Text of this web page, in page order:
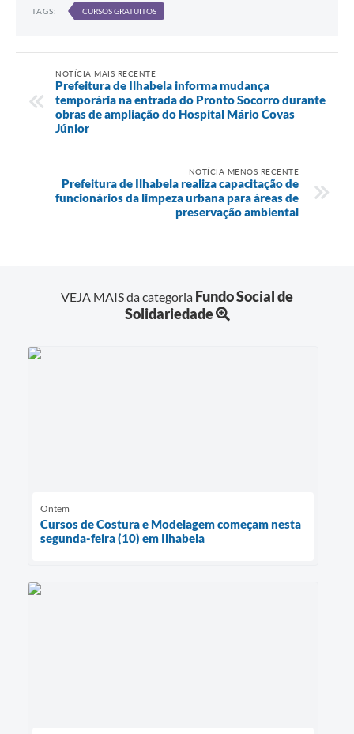
TAGS: CURSOS GRATUITOS
NOTÍCIA MAIS RECENTE
Prefeitura de Ilhabela informa mudança
temporária na entrada do Pronto Socorro durante
obras de ampliação do Hospital Mário Covas
Júnior
NOTÍCIA MENOS RECENTE
Prefeitura de Ilhabela realiza capacitação de
funcionários da limpeza urbana para áreas de
preservação ambiental
VEJA MAIS da categoria Fundo Social de
Solidariedade
Ontem
Cursos de Costura e Modelagem começam nesta
segunda-feira (10) em Ilhabela